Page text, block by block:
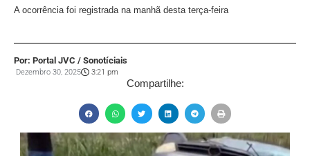
A ocorrência foi registrada na manhã desta terça-feira
Por: Portal JVC / Sonotíciais
Dezembro 30, 2025 3:21 pm
Compartilhe: